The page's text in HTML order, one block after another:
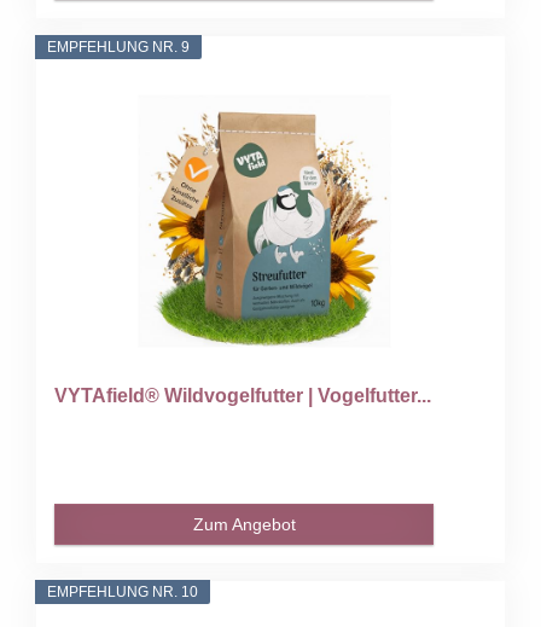
EMPFEHLUNG NR. 9
VYTAfield® Wildvogelfutter | Vogelfutter...
Zum Angebot
EMPFEHLUNG NR. 10